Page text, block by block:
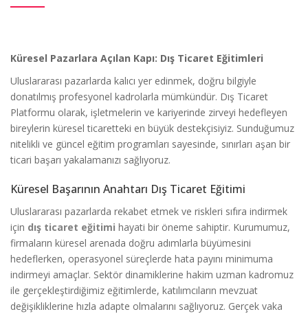
Küresel Pazarlara Açılan Kapı: Dış Ticaret Eğitimleri
Uluslararası pazarlarda kalıcı yer edinmek, doğru bilgiyle
donatılmış profesyonel kadrolarla mümkündür. Dış Ticaret
Platformu olarak, işletmelerin ve kariyerinde zirveyi hedefleyen
bireylerin küresel ticaretteki en büyük destekçisiyiz. Sunduğumuz
nitelikli ve güncel eğitim programları sayesinde, sınırları aşan bir
ticari başarı yakalamanızı sağlıyoruz.
Küresel Başarının Anahtarı Dış Ticaret Eğitimi
Uluslararası pazarlarda rekabet etmek ve riskleri sıfıra indirmek
için dış ticaret eğitimi hayati bir öneme sahiptir. Kurumumuz,
firmaların küresel arenada doğru adımlarla büyümesini
hedeflerken, operasyonel süreçlerde hata payını minimuma
indirmeyi amaçlar. Sektör dinamiklerine hakim uzman kadromuz
ile gerçekleştirdiğimiz eğitimlerde, katılımcıların mevzuat
değişikliklerine hızla adapte olmalarını sağlıyoruz. Gerçek vaka